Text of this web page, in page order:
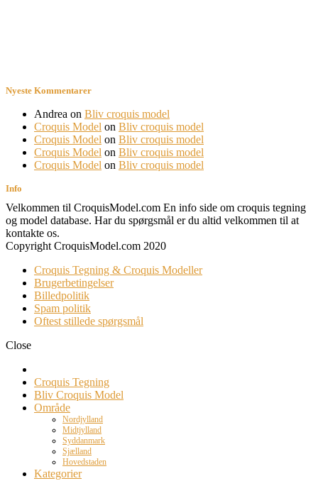
Nyeste Kommentarer
Andrea on Bliv croquis model
Croquis Model on Bliv croquis model
Croquis Model on Bliv croquis model
Croquis Model on Bliv croquis model
Croquis Model on Bliv croquis model
Info
Velkommen til CroquisModel.com En info side om croquis tegning
og model database. Har du spørgsmål er du altid velkommen til at
kontakte os.
Copyright CroquisModel.com 2020
Croquis Tegning & Croquis Modeller
Brugerbetingelser
Billedpolitik
Spam politik
Oftest stillede spørgsmål
Close
Croquis Tegning
Bliv Croquis Model
Område
Nordjylland
Midtjylland
Syddanmark
Sjælland
Hovedstaden
Kategorier